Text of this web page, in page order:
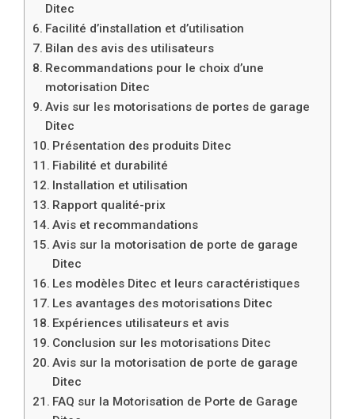
Ditec
Facilité d’installation et d’utilisation
Bilan des avis des utilisateurs
Recommandations pour le choix d’une
motorisation Ditec
Avis sur les motorisations de portes de garage
Ditec
Présentation des produits Ditec
Fiabilité et durabilité
Installation et utilisation
Rapport qualité-prix
Avis et recommandations
Avis sur la motorisation de porte de garage
Ditec
Les modèles Ditec et leurs caractéristiques
Les avantages des motorisations Ditec
Expériences utilisateurs et avis
Conclusion sur les motorisations Ditec
Avis sur la motorisation de porte de garage
Ditec
FAQ sur la Motorisation de Porte de Garage